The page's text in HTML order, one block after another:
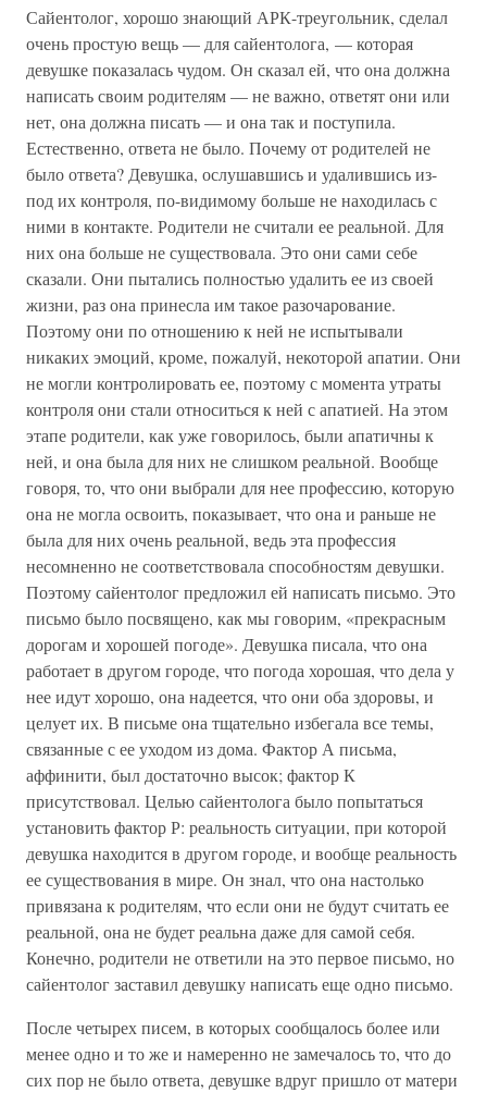
Сайентолог, хорошо знающий АРК-треугольник, сделал
очень простую вещь — для сайентолога, — которая
девушке показалась чудом. Он сказал ей, что она должна
написать своим родителям — не важно, ответят они или
нет, она должна писать — и она так и поступила.
Естественно, ответа не было. Почему от родителей не
было ответа? Девушка, ослушавшись и удалившись из-
под их контроля, по-видимому больше не находилась с
ними в контакте. Родители не считали ее реальной. Для
них она больше не существовала. Это они сами себе
сказали. Они пытались полностью удалить ее из своей
жизни, раз она принесла им такое разочарование.
Поэтому они по отношению к ней не испытывали
никаких эмоций, кроме, пожалуй, некоторой апатии. Они
не могли контролировать ее, поэтому с момента утраты
контроля они стали относиться к ней с апатией. На этом
этапе родители, как уже говорилось, были апатичны к
ней, и она была для них не слишком реальной. Вообще
говоря, то, что они выбрали для нее профессию, которую
она не могла освоить, показывает, что она и раньше не
была для них очень реальной, ведь эта профессия
несомненно не соответствовала способностям девушки.
Поэтому сайентолог предложил ей написать письмо. Это
письмо было посвящено, как мы говорим, «прекрасным
дорогам и хорошей погоде». Девушка писала, что она
работает в другом городе, что погода хорошая, что дела у
нее идут хорошо, она надеется, что они оба здоровы, и
целует их. В письме она тщательно избегала все темы,
связанные с ее уходом из дома. Фактор А письма,
аффинити, был достаточно высок; фактор К
присутствовал. Целью сайентолога было попытаться
установить фактор Р: реальность ситуации, при которой
девушка находится в другом городе, и вообще реальность
ее существования в мире. Он знал, что она настолько
привязана к родителям, что если они не будут считать ее
реальной, она не будет реальна даже для самой себя.
Конечно, родители не ответили на это первое письмо, но
сайентолог заставил девушку написать еще одно письмо.
После четырех писем, в которых сообщалось более или
менее одно и то же и намеренно не замечалось то, что до
сих пор не было ответа, девушке вдруг пришло от матери